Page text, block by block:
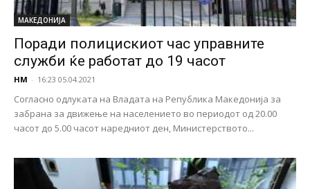
МАКЕДОНИЈА
Поради полицискиот час управните
служби ќе работат до 19 часот
НМ - 16:23 05.04.2021
Согласно одлуката на Владата на Република Македонија за
забрана за движење на населението во периодот од 20.00
часот до 5.00 часот наредниот ден, Министерството...